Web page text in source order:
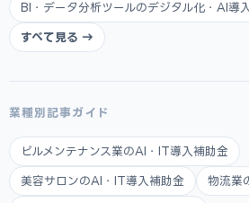
BI・データ分析ツールのデジタル化・AI導
すべて見る →
業種別記事ガイド
ビルメンテナンス業のAI・IT導入補助金
美容サロンのAI・IT導入補助金 物流業